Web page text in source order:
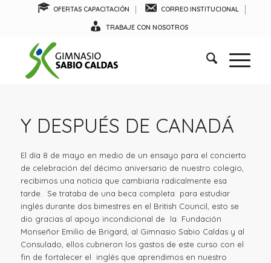
OFERTAS CAPACITACIÓN CORREO INSTITUCIONAL
TRABAJE CON NOSOTROS
Y DESPUÉS DE CANADÁ
El día 8 de mayo en medio de un ensayo para el concierto
de celebración del décimo aniversario de nuestro colegio,
recibimos una noticia que cambiaría radicalmente esa
tarde. Se trataba de una beca completa para estudiar
inglés durante dos bimestres en el British Council, esto se
dio gracias al apoyo incondicional de la Fundación
Monseñor Emilio de Brigard, al Gimnasio Sabio Caldas y al
Consulado, ellos cubrieron los gastos de este curso con el
fin de fortalecer el inglés que aprendimos en nuestro